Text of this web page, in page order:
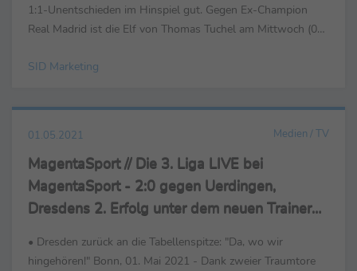
1:1-Unentschieden im Hinspiel gut. Gegen Ex-Champion
Real Madrid ist die Elf von Thomas Tuchel am Mittwoch (05.
SID Marketing
01.05.2021 Medien / TV
MagentaSport // Die 3. Liga LIVE bei
MagentaSport - 2:0 gegen Uerdingen,
Dresdens 2. Erfolg unter dem neuen Trainer
• Dresden zurück an die Tabellenspitze: "Da, wo wir
hingehören!" Bonn, 01. Mai 2021 - Dank zweier Traumtore